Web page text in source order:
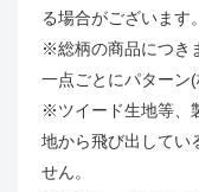
る場合がございます。
※総柄の商品につき
一点ごとにパターン(
※ツイード生地等、
地から飛び出してい
せん。